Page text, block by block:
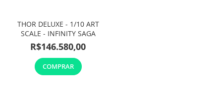
THOR DELUXE - 1/10 ART
SCALE - INFINITY SAGA
R$146.580,00
COMPRAR